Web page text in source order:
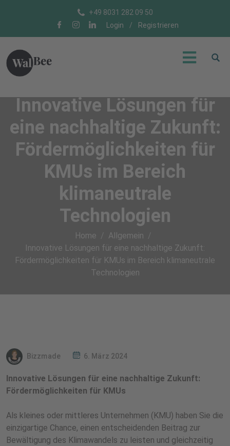
+49 8031 282 09 50
Login
/ Registrieren
Innovative Lösungen für
eine nachhaltige Zukunft:
Fördermöglichkeiten für
KMUs im Bereich
klimaneutrale
Technologien
Home
Allgemein
Innovative Lösungen für eine nachhaltige Zukunft:
Fördermöglichkeiten für KMUs im Bereich klimaneutrale
Technologien
Bizzmade 6. März 2024
Innovative Lösungen für eine nachhaltige Zukunft:
Fördermöglichkeiten für KMUs
Als kleines oder mittleres Unternehmen (KMU) haben Sie die
einzigartige Chance, einen entscheidenden Beitrag zur
Bewältigung des Klimawandels zu leisten und gleichzeitig